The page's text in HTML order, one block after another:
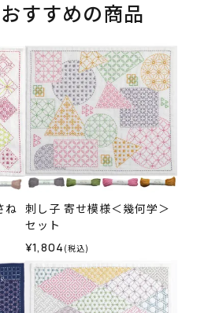
すすめの商品
ね 刺し子 寄せ模様＜幾何学＞
セット
¥1,804 (税込)